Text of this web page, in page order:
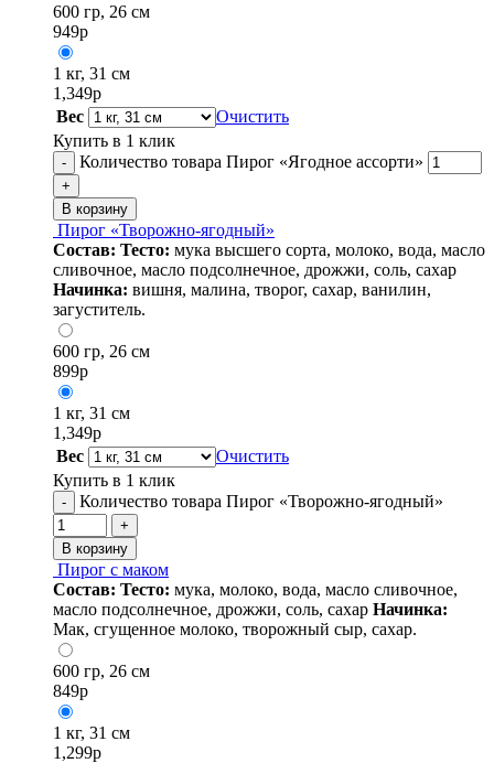
600 гр, 26 см
949р
1 кг, 31 см
1,349р
Вес
Очистить
Купить в 1 клик
- Количество товара Пирог «Ягодное ассорти»
+
В корзину
Пирог «Творожно-ягодный»
Состав: Тесто: мука высшего сорта, молоко, вода, масло
сливочное, масло подсолнечное, дрожжи, соль, сахар
Начинка: вишня, малина, творог, сахар, ванилин,
загуститель.
600 гр, 26 см
899р
1 кг, 31 см
1,349р
Вес
Очистить
Купить в 1 клик
- Количество товара Пирог «Творожно-ягодный»
+
В корзину
Пирог с маком
Состав: Тесто: мука, молоко, вода, масло сливочное,
масло подсолнечное, дрожжи, соль, сахар Начинка:
Мак, сгущенное молоко, творожный сыр, сахар.
600 гр, 26 см
849р
1 кг, 31 см
1,299р